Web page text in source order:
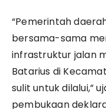
“Pemerintah
bersama-sama
infrastruktur jalan
Batarius di
sulit untuk dilalui,”
pembukaan